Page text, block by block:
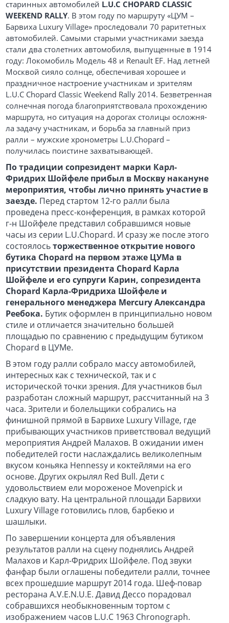
старинных автомобилей L.U.C CHOPARD CLASSIC
WEEKEND RALLY. В этом году по маршруту «ЦУМ –
Барвиха Luxury Village» проследовали 70 раритетных
автомобилей. Самыми старыми участниками заезда
стали два столетних автомобиля, выпущенные в 1914
году: Локомобиль Модель 48 и Renault EF. Над летней
Москвой сияло солнце, обеспечивая хорошее и
праздничное настроение участникам и зрителям
L.U.C Chopard Classic Weekend Rally 2014. Безветренная
солнечная погода благоприятствовала прохождению
маршрута, но ситуация на дорогах столицы осложня-
ла задачу участникам, и борьба за главный приз
ралли – мужские хронометры L.U.Chopard –
получилась поистине захватывающей.
По традиции сопрезидент марки Карл-
Фридрих Шойфеле прибыл в Москву накануне
мероприятия, чтобы лично принять участие в
заезде. Перед стартом 12-го ралли была
проведена пресс-конференция, в рамках которой
г-н Шойфеле представил собравшимся новые
часы из серии L.U.Chopard. И сразу же после этого
состоялосьторжественное открытие нового
бутика Chopard на первом этаже ЦУМа в
присутствии президента Chopard Карла
Шойфеле и его супруги Карин, сопрезидента
Chopard Карла-Фридриха Шойфеле и
генерального менеджера Mercury Александра
Реебока. Бутик оформлен в принципиально новом
стиле и отличается значительно большей
площадью по сравнению с предыдущим бутиком
Chopard в ЦУМе.
В этом году ралли собрало массу автомобилей,
интересных как с технической, так и с
исторической точки зрения. Для участников был
разработан сложный маршрут, рассчитанный на 3
часа. Зрители и болельщики собрались на
финишной прямой в Барвихе Luxury Village, где
прибывающих участников приветствовал ведущий
мероприятия Андрей Малахов. В ожидании имен
победителей гости наслаждались великолепным
вкусом коньяка Hennessy и коктейлями на его
основе. Других окрылял Red Bull. Дети с
удовольствием ели мороженое Movenpick и
сладкую вату. На центральной площади Барвихи
Luxury Village готовились плов, барбекю и
шашлыки.
По завершении концерта для объявления
результатов ралли на сцену поднялись Андрей
Малахов и Карл-Фридрих Шойфеле. Под звуки
фанфар были оглашены победители ралли, точнее
всех прошедшие маршрут 2014 года. Шеф-повар
ресторана A.V.E.N.U.E. Давид Дессо порадовал
собравшихся необыкновенным тортом с
изображением часов L.U.C 1963 Chronograph.